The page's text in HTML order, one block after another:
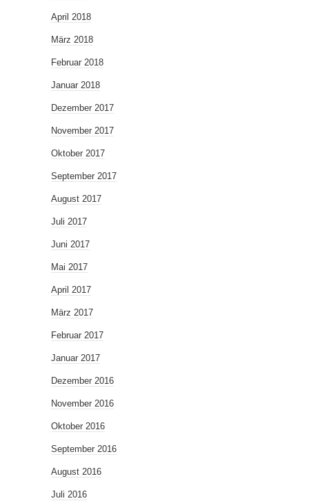
April 2018
März 2018
Februar 2018
Januar 2018
Dezember 2017
November 2017
Oktober 2017
September 2017
August 2017
Juli 2017
Juni 2017
Mai 2017
April 2017
März 2017
Februar 2017
Januar 2017
Dezember 2016
November 2016
Oktober 2016
September 2016
August 2016
Juli 2016